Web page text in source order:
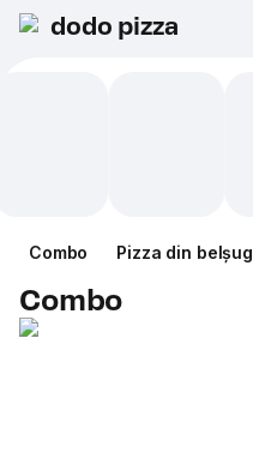
dodo pizza
Combo Pizza din belșug
Combo